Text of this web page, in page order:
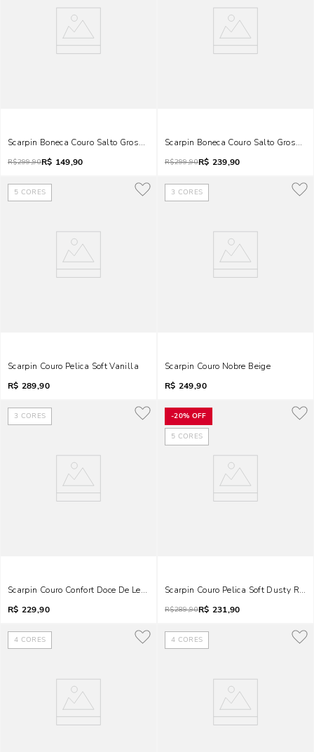
Scarpin Boneca Couro Salto Grosso Cinza Fog
R$299,90R$ 149,90
Scarpin Boneca Couro Salto Grosso
R$299,90R$ 239,90
5 CORES
Scarpin Couro Pelica Soft Vanilla
R$ 289,90
3 CORES
Scarpin Couro Nobre Beige
R$ 249,90
3 CORES
Scarpin Couro Confort Doce De Leite
R$ 229,90
-20% OFF
5 CORES
Scarpin Couro Pelica Soft Dusty Rose
R$289,90R$ 231,90
4 CORES 4 CORES